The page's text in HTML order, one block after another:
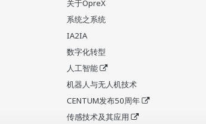
关于OpreX
系统之系统
IA2IA
数字化转型
人工智能
机器人与无人机技术
CENTUM发布50周年
传感技术及其应用